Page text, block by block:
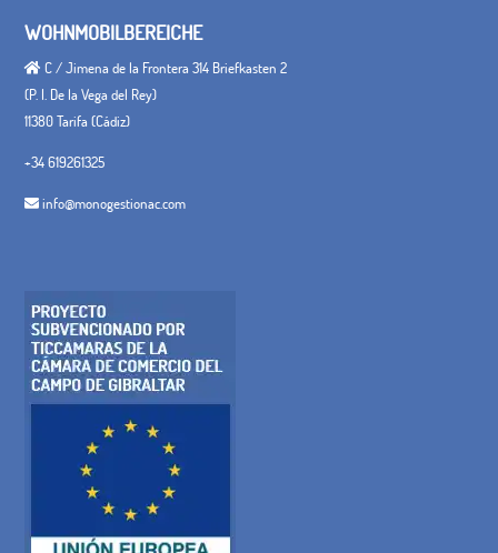
WOHNMOBILBEREICHE
C / Jimena de la Frontera 314 Briefkasten 2
(P. I. De la Vega del Rey)
11380 Tarifa (Cádiz)
+34 619261325
info@monogestionac.com